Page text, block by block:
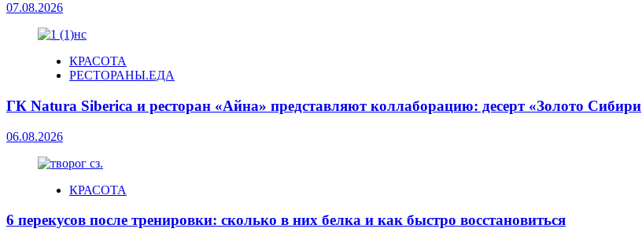
07.08.2026
КРАСОТА
РЕСТОРАНЫ.ЕДА
ГК Natura Siberica и ресторан «Айна» представляют коллаборацию: десерт «Золото Сибири
06.08.2026
КРАСОТА
6 перекусов после тренировки: сколько в них белка и как быстро восстановиться